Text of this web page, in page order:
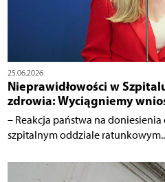
25.06.2026
Nieprawidłowości w
zdrowia: Wyciągniemy
– Reakcja państwa na
szpitalnym oddziale